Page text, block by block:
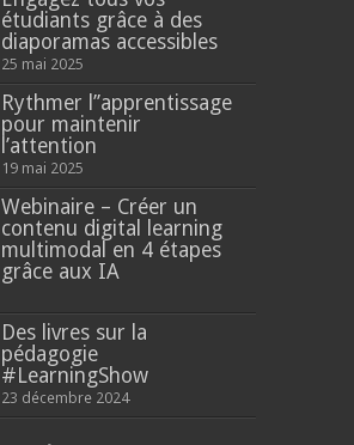
étudiants grâce à des
diaporamas accessibles
25 mai 2025
Rythmer l’’apprentissage
pour maintenir
l’attention
19 mai 2025
Webinaire – Créer un
contenu digital learning
multimodal en 4 étapes
grâce aux IA
Des livres sur la
pédagogie
#LearningShow
23 décembre 2024